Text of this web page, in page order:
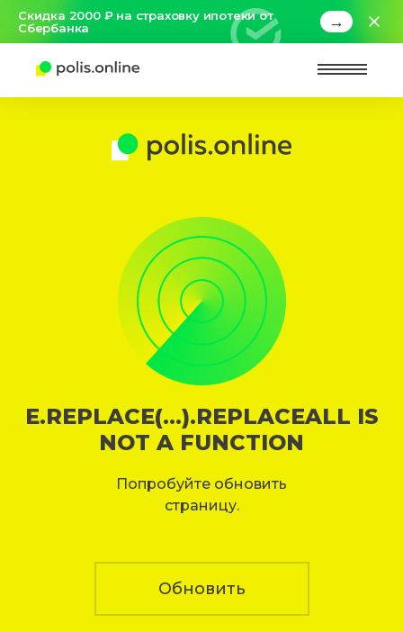
Скидка 2000 ₽ на страховку ипотеки от
Сбербанка
→
E.REPLACE(...).REPLACEALL IS
NOT A FUNCTION
Попробуйте обновить
страницу.
Обновить